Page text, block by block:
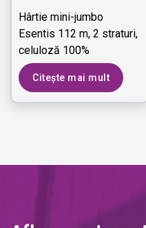
Hârtie mini-jumbo
Esentis 112 m, 2 straturi,
celuloză 100%
Citește mai mult